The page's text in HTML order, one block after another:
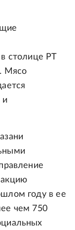
столице РТ
Мясо
и
году в ее
чем 750